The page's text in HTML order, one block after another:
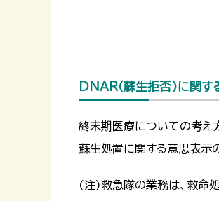
DNAR(蘇生拒否)に関す
終末期医療についての考え
蘇生処置に関する意思表示
(注)救急隊の業務は、救命